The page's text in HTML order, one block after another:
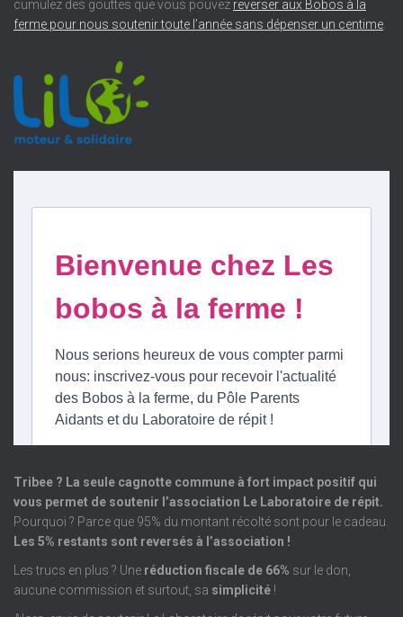
cumulez des gouttes que vous pouvez reverser aux Bobos à la
ferme pour nous soutenir toute l’année sans dépenser un centime.
Tribee ? La seule cagnotte commune à fort impact positif qui
vous permet de soutenir l’association Le Laboratoire de répit.
Pourquoi ? Parce que 95% du montant récolté sont pour le cadeau.
Les 5% restants sont reversés à l’association !
Les trucs en plus ? Une réduction fiscale de 66% sur le don,
aucune commission et surtout, sa simplicité !